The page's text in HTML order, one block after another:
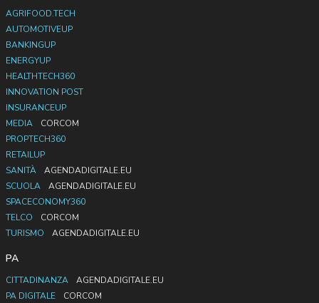
AGRIFOOD.TECH
AUTOMOTIVEUP
BANKINGUP
ENERGYUP
HEALTHTECH360
INNOVATION POST
INSURANCEUP
MEDIA
CORCOM
PROPTECH360
RETAILUP
SANITÀ
AGENDADIGITALE.EU
SCUOLA
AGENDADIGITALE.EU
SPACECONOMY360
TELCO
CORCOM
TURISMO
AGENDADIGITALE.EU
PA
CITTADINANZA
AGENDADIGITALE.EU
PA DIGITALE
CORCOM